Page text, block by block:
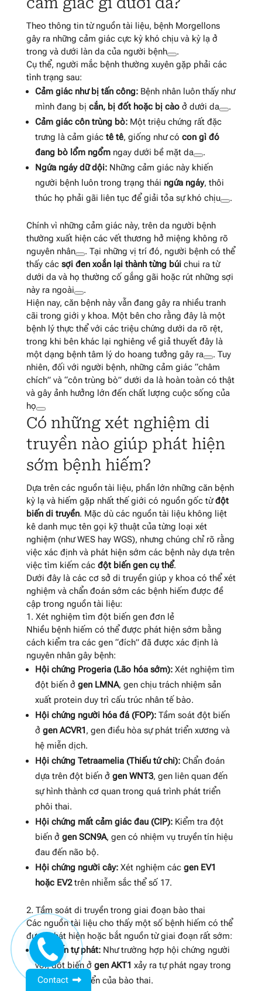
Theo thông tin từ nguồn tài liệu, bệnh Morgellons
gây ra những cảm giác cực kỳ khó chịu và kỳ lạ ở
trong và dưới làn da của người bệnh
.
Cụ thể, người mắc bệnh thường xuyên gặp phải các
tình trạng sau:
Cảm giác như bị tấn công:Bệnh nhân luôn thấy như
mình đang bị cắn, bị đốt hoặc bị càoở dưới da
.
Cảm giác côn trùng bò:Một triệu chứng rất đặc
trưng là cảm giác tê tê, giống như có con gì đó
đang bò lổm ngổmngay dưới bề mặt da
.
Ngứa ngáy dữ dội:Những cảm giác này khiến
người bệnh luôn trong trạng thái ngứa ngáy, thôi
thúc họ phải gãi liên tục để giải tỏa sự khó chịu
.
Chính vì những cảm giác này, trên da người bệnh
thường xuất hiện các vết thương hở miệng không rõ
nguyên nhân
. Tại những vị trí đó, người bệnh có thể
thấy các sợi đen xoắn lại thành từng búichui ra từ
dưới da và họ thường cố gắng gãi hoặc rút những sợi
này ra ngoài
.
Hiện nay, căn bệnh này vẫn đang gây ra nhiều tranh
cãi trong giới y khoa. Một bên cho rằng đây là một
bệnh lý thực thể với các triệu chứng dưới da rõ rệt,
trong khi bên khác lại nghiêng về giả thuyết đây là
một dạng bệnh tâm lý do hoang tưởng gây ra
. Tuy
nhiên, đối với người bệnh, những cảm giác “châm
chích” và “côn trùng bò” dưới da là hoàn toàn có thật
và gây ảnh hưởng lớn đến chất lượng cuộc sống của
họ
Có những xét nghiệm di
truyền nào giúp phát hiện
sớm bệnh hiếm?
Dựa trên các nguồn tài liệu, phần lớn những căn bệnh
kỳ lạ và hiếm gặp nhất thế giới có nguồn gốc từđột
biến di truyền. Mặc dù các nguồn tài liệu không liệt
kê danh mục tên gọi kỹ thuật của từng loại xét
nghiệm (như WES hay WGS), nhưng chúng chỉ rõ rằng
việc xác định và phát hiện sớm các bệnh này dựa trên
việc tìm kiếm các đột biến gen cụ thể.
Dưới đây là các cơ sở di truyền giúp y khoa có thể xét
nghiệm và chẩn đoán sớm các bệnh hiếm được đề
cập trong nguồn tài liệu:
1. Xét nghiệm tìm đột biến gen đơn lẻ
Nhiều bệnh hiếm có thể được phát hiện sớm bằng
cách kiểm tra các gen “đích” đã được xác định là
nguyên nhân gây bệnh:
Hội chứng Progeria (Lão hóa sớm):Xét nghiệm tìm
đột biến ở gen LMNA, gen chịu trách nhiệm sản
xuất protein duy trì cấu trúc nhân tế bào.
Hội chứng người hóa đá (FOP):Tầm soát đột biến
ở gen ACVR1, gen điều hòa sự phát triển xương và
hệ miễn dịch.
Hội chứng Tetraamelia (Thiếu tứ chi):Chẩn đoán
dựa trên đột biến ở gen WNT3, gen liên quan đến
sự hình thành cơ quan trong quá trình phát triển
phôi thai.
Hội chứng mất cảm giác đau (CIP):Kiểm tra đột
biến ở gen SCN9A, gen có nhiệm vụ truyền tín hiệu
đau đến não bộ.
Hội chứng người cây:Xét nghiệm các gen EV1
hoặc EV2trên nhiễm sắc thể số 17.
2. Tầm soát di truyền trong giai đoạn bào thai
Các nguồn tài liệu cho thấy một số bệnh hiếm có thể
được phát hiện hoặc bắt nguồn từ giai đoạn rất sớm:
Đột biến tự phát:Như trường hợp hội chứng người
voi, đột biến ở gen AKT1 xảy ra tự phát ngay trong
chu kỳ phát triển của bào thai.
Contact